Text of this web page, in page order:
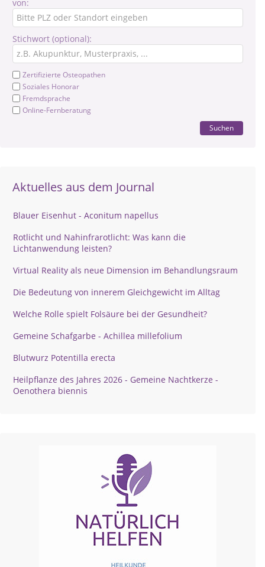
von:
Stichwort (optional):
Zertifizierte Osteopathen
Soziales Honorar
Fremdsprache
Online-Fernberatung
Suchen
Aktuelles aus dem Journal
Blauer Eisenhut - Aconitum napellus
Rotlicht und Nahinfrarotlicht: Was kann die
Lichtanwendung leisten?
Virtual Reality als neue Dimension im Behandlungsraum
Die Bedeutung von innerem Gleichgewicht im Alltag
Welche Rolle spielt Folsäure bei der Gesundheit?
Gemeine Schafgarbe - Achillea millefolium
Blutwurz Potentilla erecta
Heilpflanze des Jahres 2026 - Gemeine Nachtkerze -
Oenothera biennis